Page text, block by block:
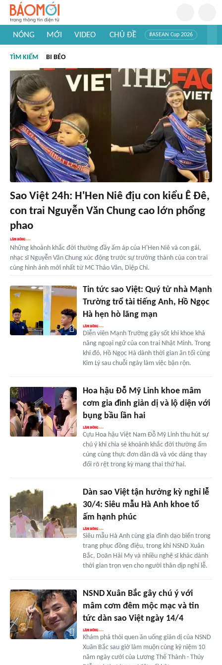
NÓNG MỚI VIDEO CHỦ ĐỀ #ASEAN Cup 2026
#Khám phá thế giới
TÌM KIẾM BI BÉO
Sao Việt 24h: H'Hen Niê địu con kiểu Ê Đê,
con trai Nguyễn Văn Chung cao lớn phổng
phao
Những khoảnh khắc đời thường đầy ấm áp của H'Hen Niê và con gái,
nhạc sĩ Nguyễn Văn Chung xúc động trước sự trưởng thành của con trai
cùng hình ảnh mới nhất từ MC Thảo Vân, Diệp Chi.
Tin tức sao Việt: Quý tử nhà Mạnh
Trường trổ tài tiếng Anh, Hồ Ngọc
Hà hẹn hò lãng mạn
Diễn viên Mạnh Trường gây sốt khi khoe khả
năng ngoại ngữ của con trai Nhật Minh. Trong
khi đó, Hồ Ngọc Hà dành thời gian ăn tối cùng
Kim Lý sau chuỗi ngày làm việc bận rộn.
Hoa hậu Đỗ Mỹ Linh khoe mâm
cơm gia đình giản dị và lộ diện với
bụng bầu lần hai
Cựu Hoa hậu Việt Nam Đỗ Mỹ Linh thu hút sự
chú ý khi chia sẻ khoảnh khắc đời thường ấm
cúng cùng thực đơn dân dã và vóc dáng thay
đổi rõ rệt trong kỳ mang thai thứ hai.
Dàn sao Việt tận hưởng kỳ nghỉ lễ
30/4: Siêu mẫu Hà Anh khoe tổ
ấm hạnh phúc
Siêu mẫu Hà Anh cùng gia đình dạo biển trong
trang phục đồng điệu, trong khi NSND Xuân
Bắc, Doãn Hải My và nhiều nghệ sĩ khác dành
thời gian trọn vẹn cho người thân dịp nghỉ lễ.
NSND Xuân Bắc gây chú ý với
mâm cơm đêm mộc mạc và tin
tức dàn sao Việt ngày 14/4
Khám phá thói quen ăn uống giản dị của NSND
Xuân Bắc sau giờ làm muộn cùng kỷ niệm 10
năm ngày cưới của Lương Thế Thành - Thúy